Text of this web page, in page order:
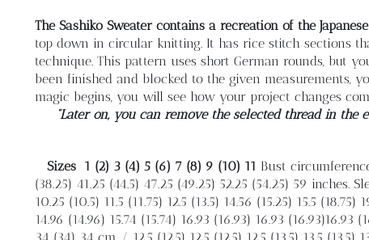
The Sashiko Sweater contains a recreation of the
top down in circular knitting. It has rice stitch sections
technique. This pattern uses short German rounds, but
been finished and blocked to the given measurements,
magic begins, you will see how your project changes
“Later on, you can remove the selected thread in
Sizes 1 (2) 3 (4) 5 (6) 7 (8) 9 (10) 11 Bust
(38.25) 41.25 (44.5) 47.25 (49.25) 52.25 (54.25) 59
10.25 (10.5) 11.5 (11.75) 12.5 (13.5) 14.56 (15.25) 15.5
14.96 (14.96) 15.74 (15.74) 16.93 (16.93) 16.93